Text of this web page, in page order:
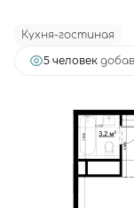
Кухня-гостиная
5 человек